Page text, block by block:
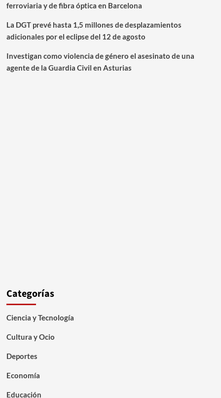
ferroviaria y de fibra óptica en Barcelona
La DGT prevé hasta 1,5 millones de desplazamientos
adicionales por el eclipse del 12 de agosto
Investigan como violencia de género el asesinato de una
agente de la Guardia Civil en Asturias
Categorías
Ciencia y Tecnología
Cultura y Ocio
Deportes
Economía
Educación